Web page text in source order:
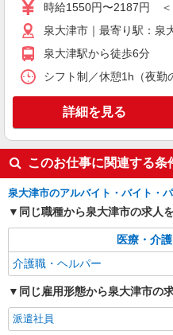
通費全支給(
泉大津市
派遣社員
株式会社kotrio /●OS-H2-2067068
事サポート
時給1550
泉大津市
派遣社員
株式会社kotrio /●OS-H2-1875395
≪泉大津駅≫
時給1550円〜2187円 ＜
泉大津市｜最寄り駅：泉
泉大津駅から徒歩6分
シフト制／休憩1h（夜
詳細を見る
このお仕事に関連する条
泉大津市のアルバイト・バイト・
同じ職種から泉大津市の求人
医療・介
介護職・ヘルパー
同じ雇用形態から泉大津市の
派遣社員